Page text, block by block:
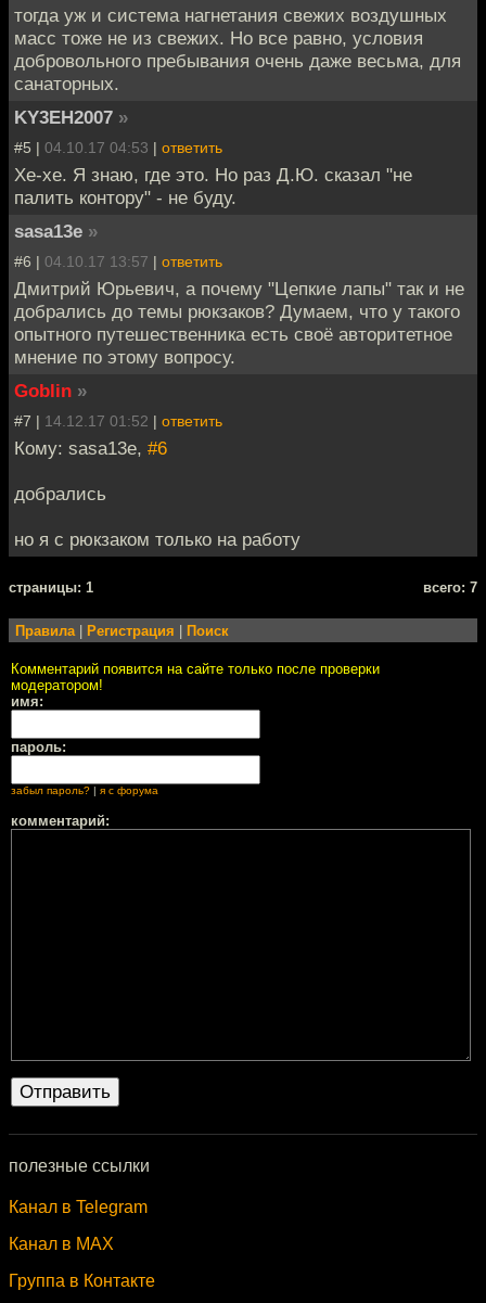
тогда уж и система нагнетания свежих воздушных
масс тоже не из свежих. Но все равно, условия
добровольного пребывания очень даже весьма, для
санаторных.
KY3EH2007 »
#5 | 04.10.17 04:53 | ответить
Хе-хе. Я знаю, где это. Но раз Д.Ю. сказал "не
палить контору" - не буду.
sasa13e »
#6 | 04.10.17 13:57 | ответить
Дмитрий Юрьевич, а почему "Цепкие лапы" так и не
добрались до темы рюкзаков? Думаем, что у такого
опытного путешественника есть своё авторитетное
мнение по этому вопросу.
Goblin »
#7 | 14.12.17 01:52 | ответить
Кому: sasa13e, #6
добрались
но я с рюкзаком только на работу
cтраницы: 1 всего: 7
Правила| Регистрация Поиск
Комментарий появится на сайте только после проверки
модератором!
имя:
пароль:
забыл пароль? | я с форума
комментарий:
полезные ссылки
Канал в Telegram
Канал в MAX
Группа в Контакте